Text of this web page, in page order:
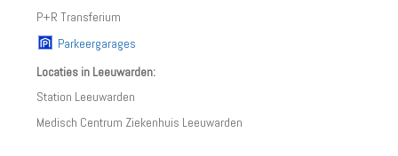
P+R Transferium
Parkeergarages
Locaties in Leeuwarden:
Station Leeuwarden
Medisch Centrum Ziekenhuis Leeuwarden